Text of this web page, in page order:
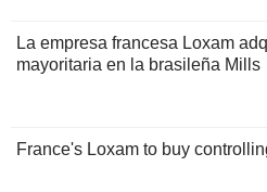
La empresa francesa Loxam
mayoritaria en la brasileña Mills
France's Loxam to buy